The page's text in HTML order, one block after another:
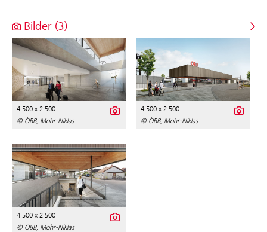
Bilder (3)
4 500 x 2 500
© ÖBB, Mohr-Niklas
4 500 x 2 500
© ÖBB, Mohr-Niklas
4 500 x 2 500
© ÖBB, Mohr-Niklas